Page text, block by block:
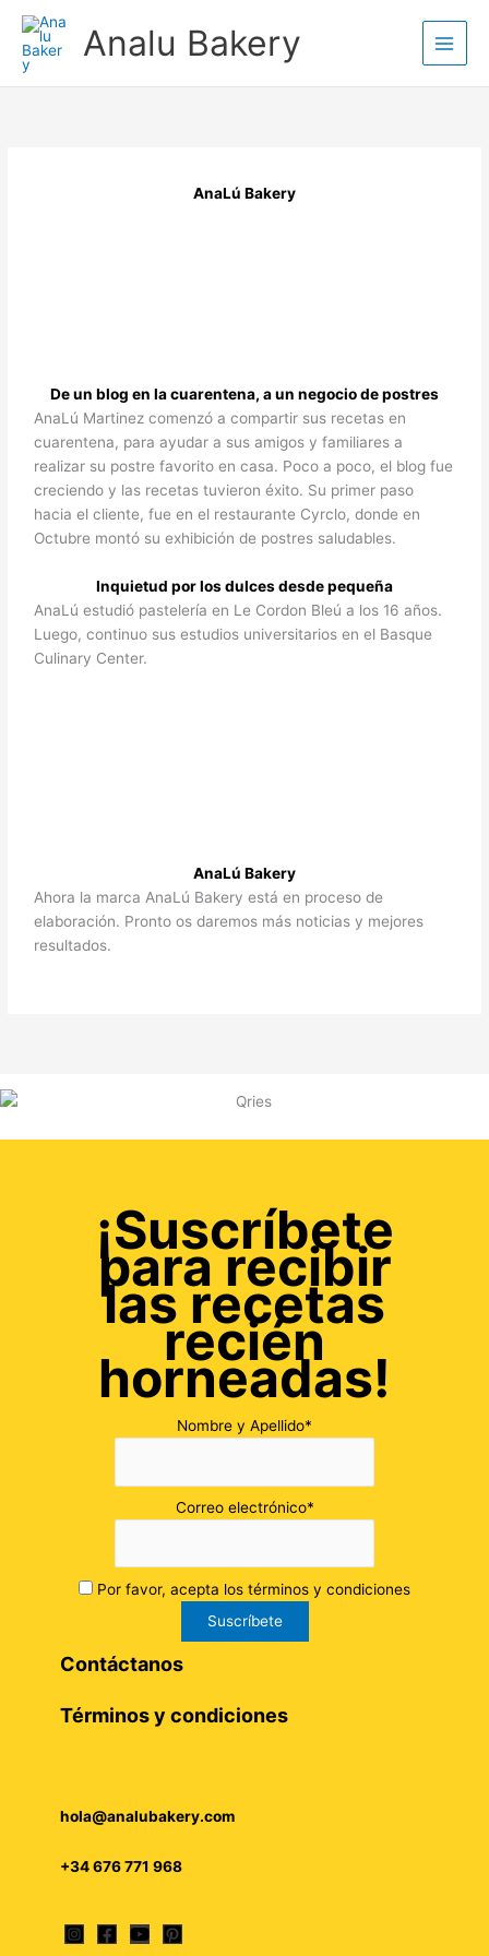
contenido
Analu Bakery
AnaLú Bakery
De un blog en la cuarentena, a un negocio de postres
AnaLú Martinez comenzó a compartir sus recetas en
cuarentena, para ayudar a sus amigos y familiares a
realizar su postre favorito en casa. Poco a poco, el blog fue
creciendo y las recetas tuvieron éxito. Su primer paso
hacia el cliente, fue en el restaurante Cyrclo, donde en
Octubre montó su exhibición de postres saludables.
Inquietud por los dulces desde pequeña
AnaLú estudió pastelería en Le Cordon Bleú a los 16 años.
Luego, continuo sus estudios universitarios en el Basque
Culinary Center.
AnaLú Bakery
Ahora la marca AnaLú Bakery está en proceso de
elaboración. Pronto os daremos más noticias y mejores
resultados.
¡Suscríbete
para recibir
las recetas
recién
horneadas!
Nombre y Apellido*
Correo electrónico*
Por favor, acepta los términos y condiciones
Contáctanos
Términos y condiciones
hola@analubakery.com
+34 676 771 968